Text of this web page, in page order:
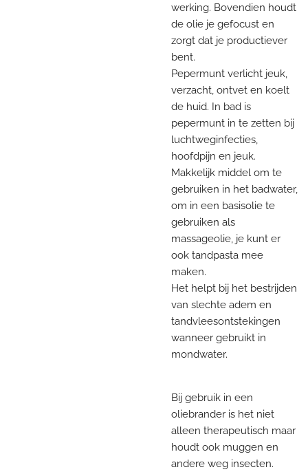
werking. Bovendien houdt
de olie je gefocust en
zorgt dat je productiever
bent.
Pepermunt verlicht jeuk,
verzacht, ontvet en koelt
de huid. In bad is
pepermunt in te zetten bij
luchtweginfecties,
hoofdpijn en jeuk.
Makkelijk middel om te
gebruiken in het badwater,
om in een basisolie te
gebruiken als
massageolie, je kunt er
ook tandpasta mee
maken.
Het helpt bij het bestrijden
van slechte adem en
tandvleesontstekingen
wanneer gebruikt in
mondwater.
Bij gebruik in een
oliebrander is het niet
alleen therapeutisch maar
houdt ook muggen en
andere weg insecten.